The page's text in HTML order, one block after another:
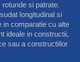
si patrate.
longitudinal si
in comparatie cu alte
ideale in constructii,
sau a constructiilor